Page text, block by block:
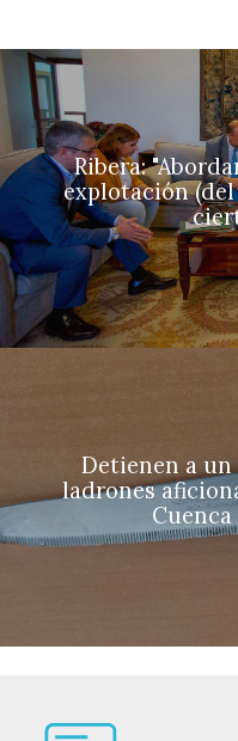
Ribera:
explotación
Detienen a un
ladrones